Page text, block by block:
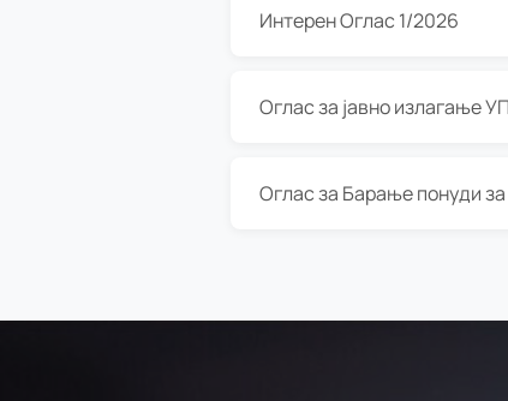
Интерен Оглас 1/2026
Оглас за јавно излагање